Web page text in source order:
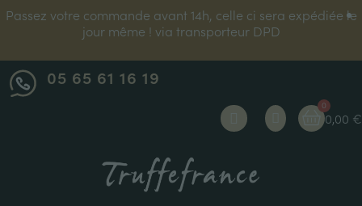
Passez votre commande avant 14h, celle ci sera expédiée le
jour même ! via transporteur DPD
05 65 61 16 19
0,00 €